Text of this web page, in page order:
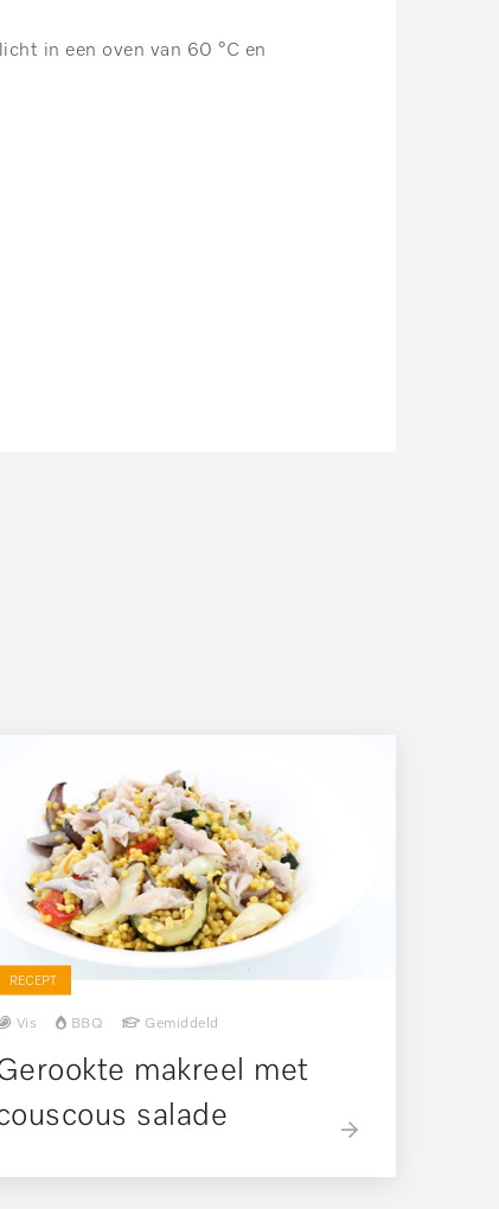
in een oven van 60 °C en
RECEPT
Vis BBQ Gemiddeld
makreel met
salade